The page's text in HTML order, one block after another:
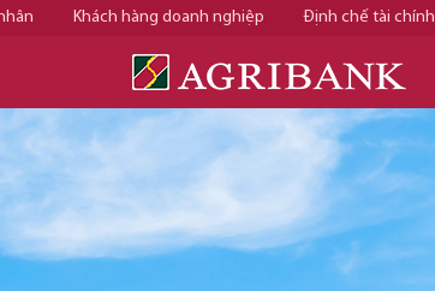
Khách hàng doanh nghiệp Định chế tài chính